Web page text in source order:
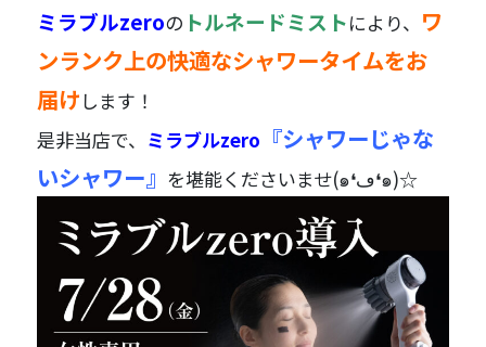
ミラブルzeroの トルネードミストにより、 ワ
ンランク上の快適なシャワータイムをお
届け します！
是非当店で、 ミラブルzero 『シャワーじゃな
いシャワー』
を堪能くださいませ(๑❛ڡ❛๑)☆